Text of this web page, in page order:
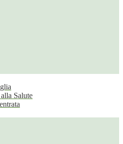
Salute